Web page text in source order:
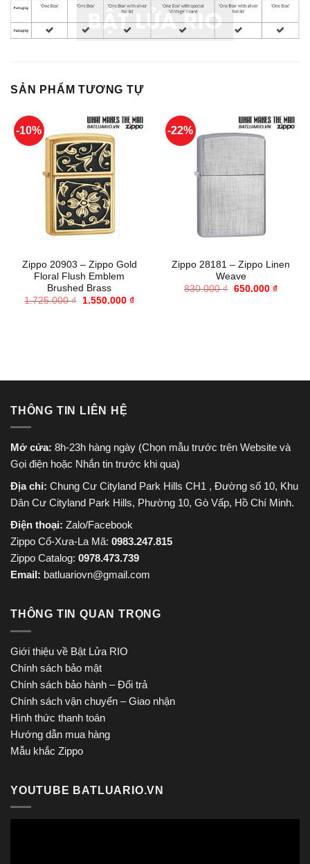
SẢN PHẨM TƯƠNG TỰ
-10%
Zippo 20903 – Zippo Gold
Floral Flush Emblem
Brushed Brass
1.725.000₫
Giá
1.550.000 ₫Giá
-22%
Zippo 28181 – Zippo Linen
Weave
830.000₫ Giá
650.000 ₫Giá
THÔNG TIN LIÊN HỆ
Mở cửa: 8h-23h hàng ngày (Chọn mẫu trước trên Website và
Gọi điện hoặc Nhắn tin trước khi qua)
Địa chỉ: Chung Cư Cityland Park Hills CH1 , Đường số 10, Khu
Dân Cư Cityland Park Hills, Phường 10, Gò Vấp, Hồ Chí Minh.
Điện thoại: Zalo/Facebook
Zippo Cổ-Xưa-La Mã: 0983.247.815
Zippo Catalog: 0978.473.739
Email: batluariovn@gmail.com
THÔNG TIN QUAN TRỌNG
Giới thiệu về Bật Lửa RIO
Chính sách bảo mật
Chính sách bảo hành – Đổi trả
Chính sách vận chuyển – Giao nhận
Hình thức thanh toán
Hướng dẫn mua hàng
Mẫu khắc Zippo
YOUTUBE BATLUARIO.VN